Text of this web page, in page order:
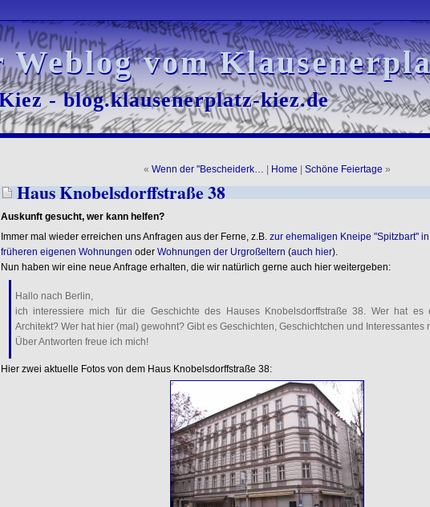
Weblog vom
Weblog vom
- blog.klausenerplatz-kiez.de
- blog.klausenerplatz-kiez.de
« Wenn der "Bescheiderk… Home Schöne Feiertage »
Haus Knobelsdorffstraße 38
Auskunft gesucht, wer kann helfen?
Immer mal wieder erreichen uns Anfragen aus der Ferne, z.B. zur ehemaligen Kneipe "Spitzbart"
früheren eigenen Wohnungen oder Wohnungen der Urgroßeltern (auch hier).
Nun haben wir eine neue Anfrage erhalten, die wir natürlich gerne auch hier weitergeben:
Hallo nach Berlin,
ich interessiere mich für die Geschichte des Hauses Knobelsdorffstraße 38. Wer hat es
Architekt? Wer hat hier (mal) gewohnt? Gibt es Geschichten, Geschichtchen und Interessantes
Über Antworten freue ich mich!
Hier zwei aktuelle Fotos von dem Haus Knobelsdorffstraße 38: